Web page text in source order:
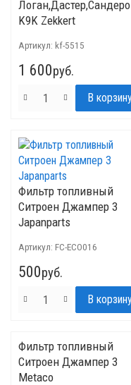
Логан,Дастер,Сандеро
K9K Zekkert
Артикул: kf-5515
1 600руб.
Фильтр топливный
Ситроен Джампер 3
Japanparts
Артикул: FC-ECO016
500руб.
Фильтр топливный
Ситроен Джампер 3
Metaco